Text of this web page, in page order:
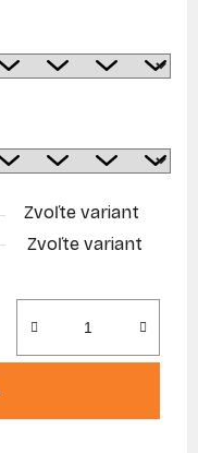
Zvoľte variant
Zvoľte variant